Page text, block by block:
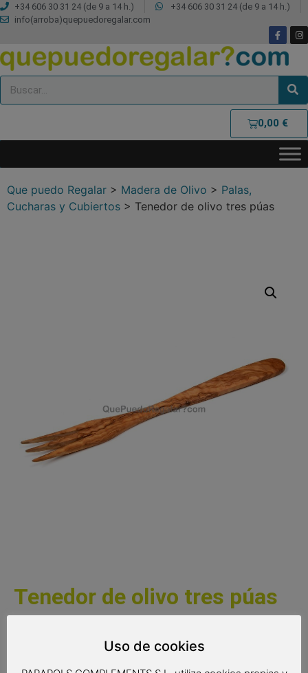
+34 606 30 31 24 (de 9 a 14 h.)
+34 606 30 31 24 (de 9 a 14 h.)
info(arroba)quepuedoregalar.com
0,00 €
Que puedo Regalar > Madera de Olivo > Palas,
Cucharas y Cubiertos > Tenedor de olivo tres púas
Tenedor de olivo tres púas
recetas, muy práctico para pinchar y girar trozos grandes
Uso de cookies